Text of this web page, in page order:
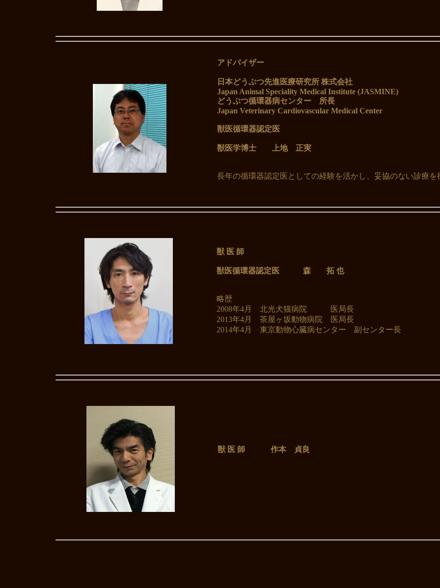
アドバイザー
日本どうぶつ先進医療研究所 株式会社
Japan Animal Speciality Medical Institute (JASMINE)
どうぶつ循環器病センター 所長
Japan Veterinary Cardiovascular Medical Center
獣医循環器認定医
獣医学博士 上地 正実
長年の循環器認定医としての経験を活かし、妥協のない診療を
獣 医 師
獣医循環器認定医 森 拓 也
略歴
2008年4月 北光犬猫病院 医局長
2013年4月 茶屋ヶ坂動物病院 医局長
2014年4月 東京動物心臓病センター 副センター長
獣 医 師 作本 貞良